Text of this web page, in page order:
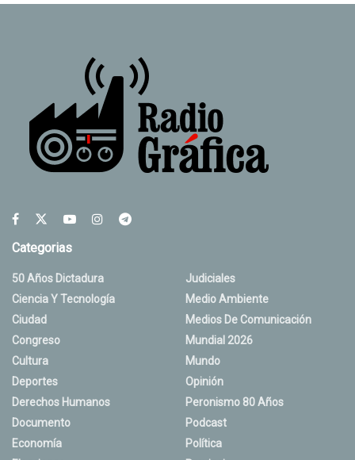
Categorias
50 Años Dictadura
Ciencia Y Tecnología
Ciudad
Congreso
Cultura
Deportes
Derechos Humanos
Documento
Economía
Judiciales
Medio Ambiente
Medios De Comunicación
Mundial 2026
Mundo
Opinión
Peronismo 80 Años
Podcast
Política